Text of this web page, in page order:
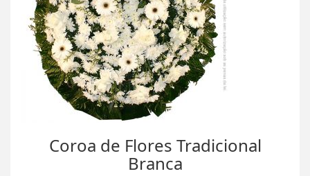
Coroa de Flores Tradicional
Branca